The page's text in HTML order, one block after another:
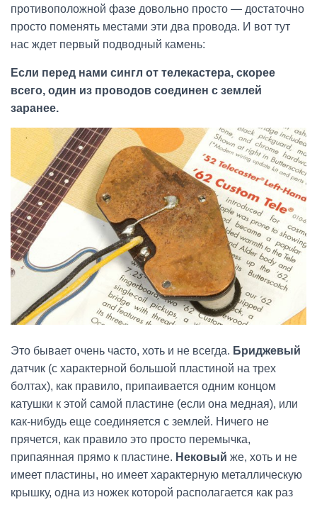
противоположной фазе довольно просто — достаточно
просто поменять местами эти два провода. И вот тут
нас ждет первый подводный камень:
Если перед нами сингл от телекастера, скорее
всего, один из проводов соединен с землей
заранее.
Это бывает очень часто, хоть и не всегда. Бриджевый
датчик (с характерной большой пластиной на трех
болтах), как правило, припаивается одним концом
катушки к этой самой пластине (если она медная), или
как-нибудь еще соединяется с землей. Ничего не
прячется, как правило это просто перемычка,
припаянная прямо к пластине. Нековый же, хоть и не
имеет пластины, но имеет характерную металлическую
крышку, одна из ножек которой располагается как раз